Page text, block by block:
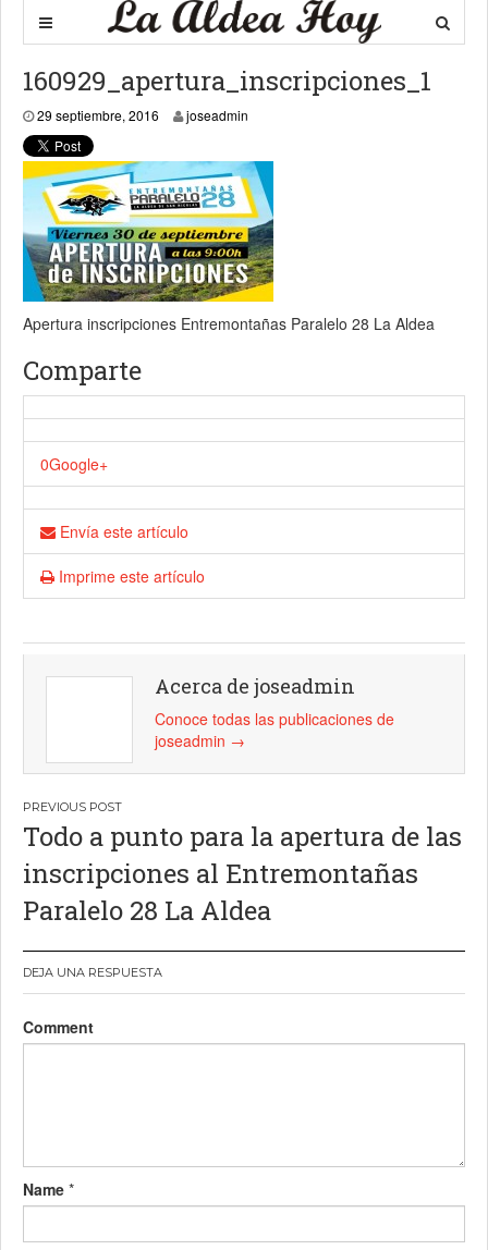
160929_apertura_inscripciones_1
29 septiembre, 2016 29 septiembre, 2016
joseadmin
Apertura inscripciones Entremontañas Paralelo 28 La Aldea
Comparte
0Google+
Envía este artículo
Imprime este artículo
Acerca de joseadmin
Conoce todas las publicaciones de
joseadmin →
Navegación
de
entradas
Todo a punto para la apertura de las
inscripciones al Entremontañas
Paralelo 28 La Aldea
DEJA UNA RESPUESTA
Comment
Name *